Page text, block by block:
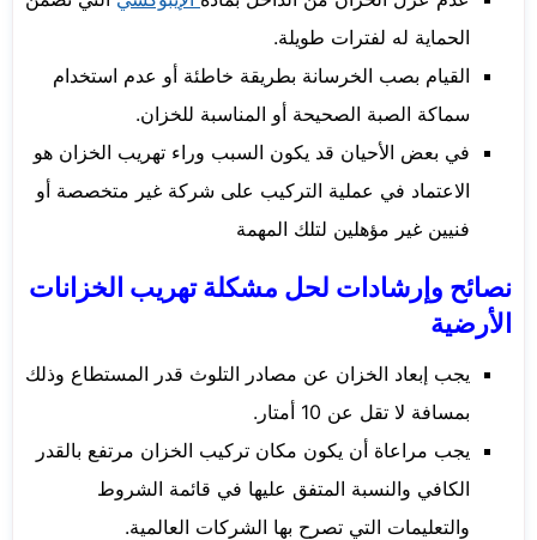
الحماية له لفترات طويلة.
القيام بصب الخرسانة بطريقة خاطئة أو عدم استخدام
سماكة الصبة الصحيحة أو المناسبة للخزان.
في بعض الأحيان قد يكون السبب وراء تهريب الخزان هو
الاعتماد في عملية التركيب على شركة غير متخصصة أو
فنيين غير مؤهلين لتلك المهمة
نصائح وإرشادات لحل مشكلة تهريب الخزانات
الأرضية
يجب إبعاد الخزان عن مصادر التلوث قدر المستطاع وذلك
بمسافة لا تقل عن 10 أمتار.
يجب مراعاة أن يكون مكان تركيب الخزان مرتفع بالقدر
الكافي والنسبة المتفق عليها في قائمة الشروط
والتعليمات التي تصرح بها الشركات العالمية.